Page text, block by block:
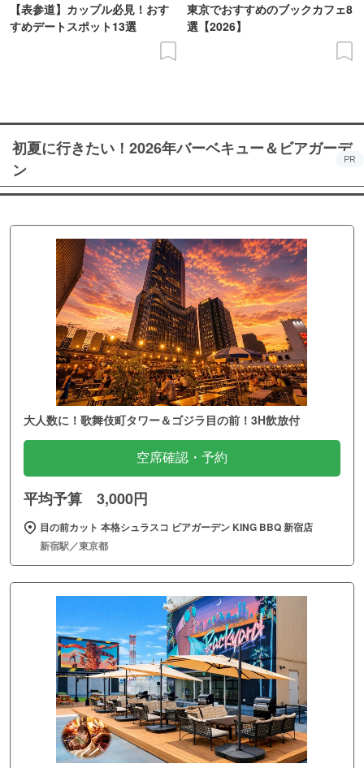
【表参道】カップル必見！おす
すめデートスポット13選
東京でおすすめのブックカフェ8
選【2026】
初夏に行きたい！2026年バーベキュー＆ビアガーデ
ン
PR
大人数に！歌舞伎町タワー＆ゴジラ目の前！3H飲放付
空席確認・予約
平均予算 3,000円
目の前カット 本格シュラスコ ビアガーデン KING BBQ 新宿店
新宿駅／東京都